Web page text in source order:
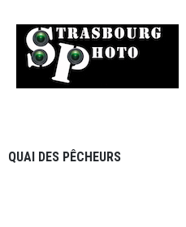
QUAI DES PÊCHEURS